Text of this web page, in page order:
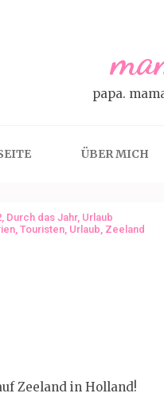
papa.
ÜBER MICH
, Durch das Jahr, Urlaub
, Touristen, Urlaub, Zeeland
Zeeland in Holland!